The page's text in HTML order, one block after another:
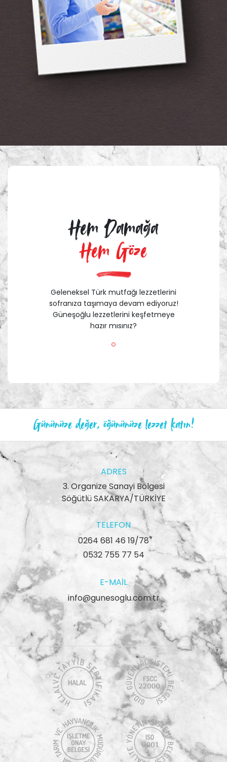
Hem Damağa
Hem Göze
Geleneksel Türk mutfağı lezzetlerini
sofranıza taşımaya devam ediyoruz!
Güneşoğlu lezzetlerini keşfetmeye
hazır mısınız?
Gününüze değer, öğününüze lezzet katın!
ADRES
3. Organize Sanayi Bölgesi
Söğütlü SAKARYA/TÜRKİYE
TELEFON
0264 681 46 19/78
0532 755 77 54
E-MAIL
info@gunesoglu.com.tr